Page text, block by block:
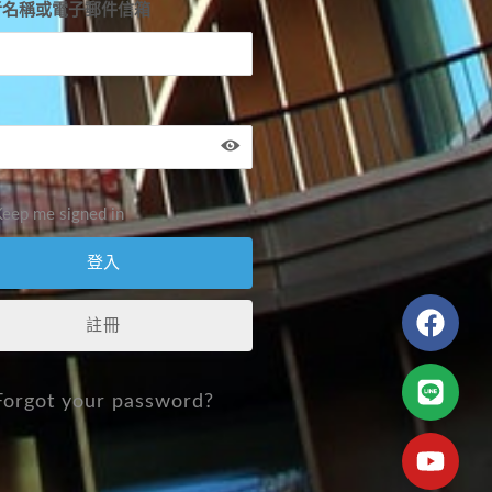
稱或電子郵件信箱
me signed in
註冊
your password?